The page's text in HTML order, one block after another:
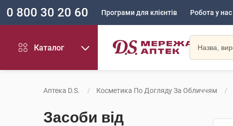
0 800 30 20 60 Програми для клієнтів Робота у нас
Каталог
Аптека D.S. Косметика По Догляду За Обличчям
Засоби від